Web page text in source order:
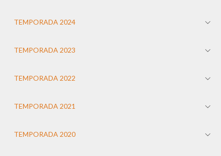
TEMPORADA 2024
TEMPORADA 2023
TEMPORADA 2022
TEMPORADA 2021
TEMPORADA 2020